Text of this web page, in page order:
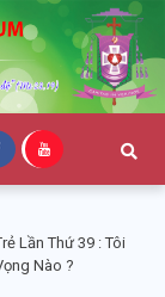
Kon
Lần Thứ 39 : Tôi
Nào ?